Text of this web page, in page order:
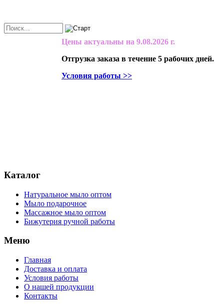
Цены актуальны на 9.08.2026 г.
Отгрузка заказа в течение 5 рабочих дней.
Условия работы >>
Каталог
Натуральное мыло оптом
Мыло подарочное
Массажное мыло оптом
Бижутерия ручной работы
Меню
Главная
Доставка и оплата
Условия работы
О нашей продукции
Контакты